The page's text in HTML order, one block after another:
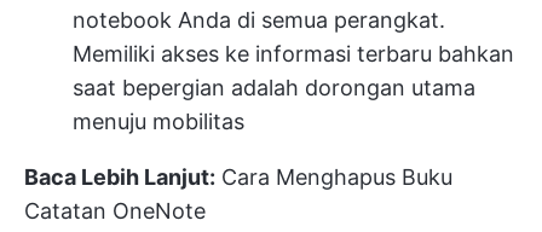
notebook Anda di semua perangkat.
Memiliki akses ke informasi terbaru bahkan
saat bepergian adalah dorongan utama
menuju mobilitas
Baca Lebih Lanjut: Cara Menghapus Buku
Catatan OneNote